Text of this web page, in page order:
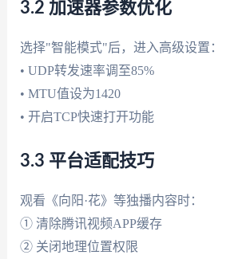
3.2 加速器参数优化
选择"智能模式"后，进入高级设置：
• UDP转发速率调至85%
• MTU值设为1420
• 开启TCP快速打开功能
3.3 平台适配技巧
观看《向阳·花》等独播内容时：
① 清除腾讯视频APP缓存
② 关闭地理位置权限